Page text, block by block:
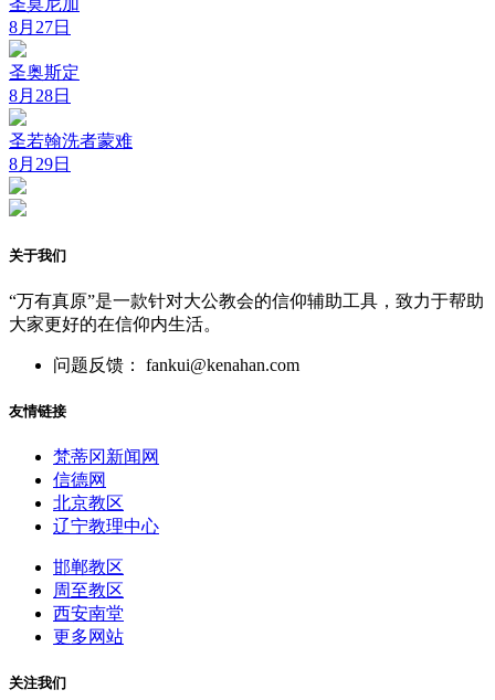
圣莫尼加
8月27日
圣奥斯定
8月28日
圣若翰洗者蒙难
8月29日
关于我们
“万有真原”是一款针对大公教会的信仰辅助工具，致力于帮助
大家更好的在信仰内生活。
问题反馈： fankui@kenahan.com
友情链接
梵蒂冈新闻网
信德网
北京教区
辽宁教理中心
邯郸教区
周至教区
西安南堂
更多网站
关注我们